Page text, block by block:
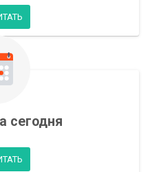
сегодня